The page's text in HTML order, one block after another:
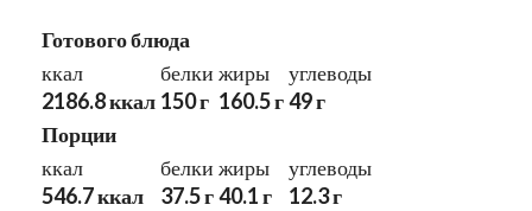
Готового блюда
ккал
2186.8 ккал
белки
150 г
жиры
160.5 г
углеводы
49 г
Порции
ккал
546.7 ккал
белки
37.5 г
жиры
40.1 г
углеводы
12.3 г